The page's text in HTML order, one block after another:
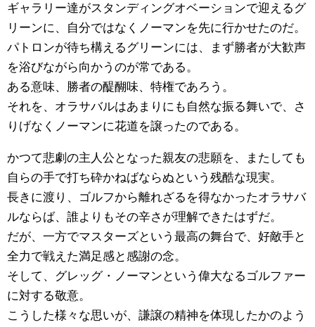
ギャラリー達がスタンディングオベーションで迎えるグ
リーンに、自分ではなくノーマンを先に行かせたのだ。
パトロンが待ち構えるグリーンには、まず勝者が大歓声
を浴びながら向かうのが常である。
ある意味、勝者の醍醐味、特権であろう。
それを、オラサバルはあまりにも自然な振る舞いで、さ
りげなくノーマンに花道を譲ったのである。
かつて悲劇の主人公となった親友の悲願を、またしても
自らの手で打ち砕かねばならぬという残酷な現実。
長きに渡り、ゴルフから離れざるを得なかったオラサバ
ルならば、誰よりもその辛さが理解できたはずだ。
だが、一方でマスターズという最高の舞台で、好敵手と
全力で戦えた満足感と感謝の念。
そして、グレッグ・ノーマンという偉大なるゴルファー
に対する敬意。
こうした様々な思いが、謙譲の精神を体現したかのよう